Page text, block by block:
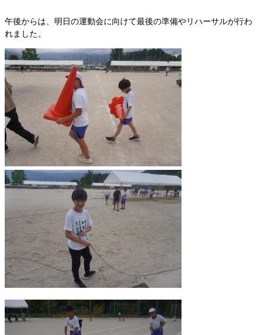
午後からは、明日の運動会に向けて最後の準備やリハーサルが行わ
れました。